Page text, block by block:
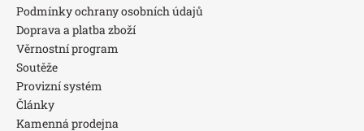
Podmínky ochrany osobních údajů
Doprava a platba zboží
Věrnostní program
Soutěže
Provizní systém
Články
Kamenná prodejna